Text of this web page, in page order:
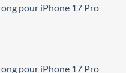
pour iPhone 17 Pro
pour iPhone 17 Pro